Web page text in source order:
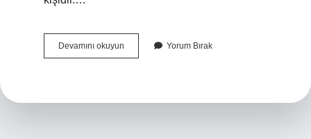
Devamını okuyun
Kızı
Yorum Bırak